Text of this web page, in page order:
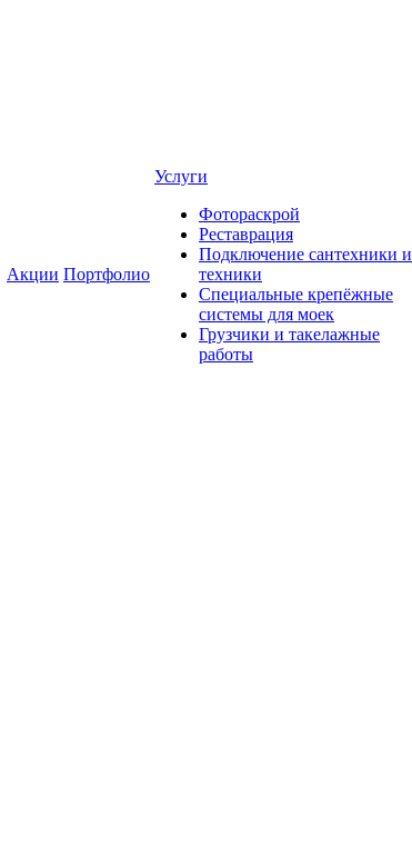
Акции Портфолио
Услуги
Фотораскрой
Реставрация
Подключение сантехники и
техники
Специальные крепёжные
системы для моек
Грузчики и такелажные
работы